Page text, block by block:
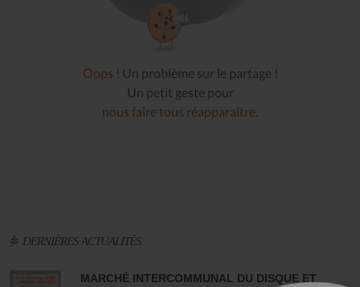
Oops ! Un problème sur le partage !
Un petit geste pour
nous faire tous réapparaître
DERNIÈRES ACTUALITÉS
MARCHÉ INTERCOMMUNAL DU DISQUE ET